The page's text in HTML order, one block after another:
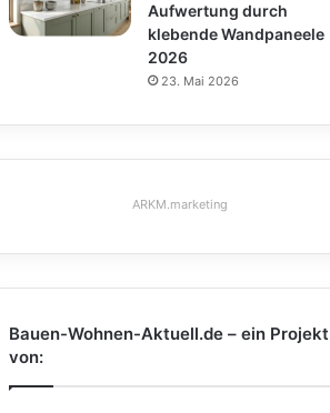
Aufwertung durch
klebende Wandpaneele
2026
23. Mai 2026
ARKM.marketing
Bauen-Wohnen-Aktuell.de – ein Projekt
von: